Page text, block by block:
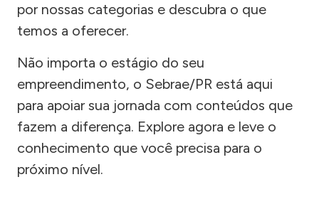
por nossas categorias e descubra o que
temos a oferecer.
Não importa o estágio do seu
empreendimento, o Sebrae/PR está aqui
para apoiar sua jornada com conteúdos que
fazem a diferença. Explore agora e leve o
conhecimento que você precisa para o
próximo nível.